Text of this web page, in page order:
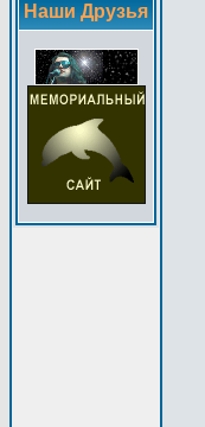
Наши Друзья